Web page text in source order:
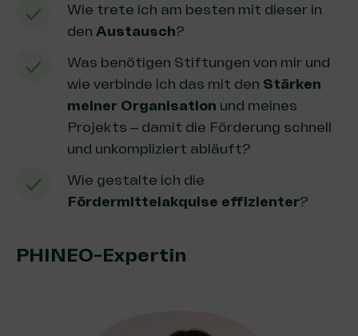
Wie trete ich am besten mit dieser in
den Austausch?
Was benötigen Stiftungen von mir und
wie verbinde ich das mit den Stärken
meiner Organisation und meines
Projekts – damit die Förderung schnell
und unkompliziert abläuft?
Wie gestalte ich die
Fördermittelakquise effizienter?
PHINEO-Expertin